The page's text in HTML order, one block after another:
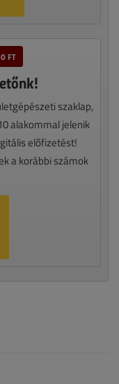
FT
szaklap,
alakommal jelenik
előfizetést!
a korábbi számok